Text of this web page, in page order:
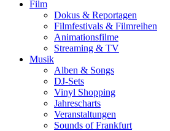
Film
Dokus & Reportagen
Filmfestivals & Filmreihen
Animationsfilme
Streaming & TV
Musik
Alben & Songs
DJ-Sets
Vinyl Shopping
Jahrescharts
Veranstaltungen
Sounds of Frankfurt